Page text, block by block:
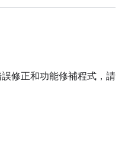
修正和功能修補程式，請